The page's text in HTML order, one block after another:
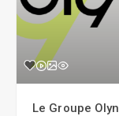
Le Groupe Olyn